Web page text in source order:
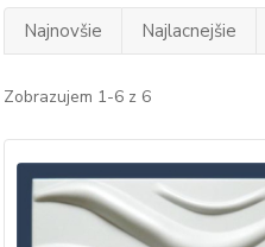
Najnovšie Najlacnejšie
Zobrazujem 1-6 z 6